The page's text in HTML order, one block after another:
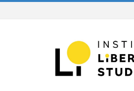
Přejít